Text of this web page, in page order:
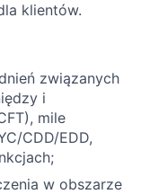
klientów.
związanych
i
mile
CDD/EDD,
w obszarze